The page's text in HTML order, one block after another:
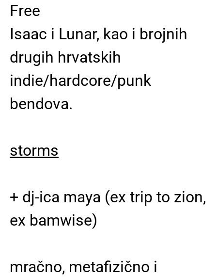
Free
Isaac i Lunar, kao i brojnih
drugih hrvatskih
indie/hardcore/punk
bendova.
storms
+ dj-ica maya (ex trip to zion,
ex bamwise)
mračno, metafizično i